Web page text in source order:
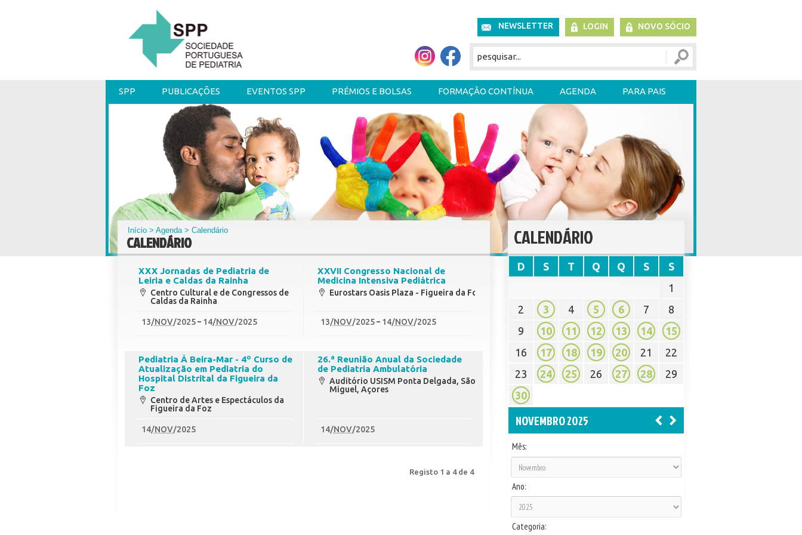
NEWSLETTER LOGIN NOVO SÓCIO
SPP PUBLICAÇÕES EVENTOS SPP PRÉMIOS E BOLSAS FORMAÇÃO CONTÍNUA AGENDA PARA PAIS
Início >Agenda> Calendário
CALENDÁRIO
XXX Jornadas de Pediatria de
Leiria e Caldas da Rainha
Centro Cultural e de Congressos de
Caldas da Rainha
13/NOV/2025 14/NOV/2025
XXVII Congresso Nacional de
Medicina Intensiva Pediátrica
Eurostars Oasis Plaza - Figueira da Foz
13/NOV/2025 14/NOV/2025
Pediatria À Beira-Mar - 4º Curso de
Atualização em Pediatria do
Hospital Distrital da Figueira da
Foz
Centro de Artes e Espectáculos da
Figueira da Foz
14/NOV/2025
26.ª Reunião Anual da Sociedade
de Pediatria Ambulatória
Auditório USISM Ponta Delgada, São
Miguel, Açores
14/NOV/2025
Registo 1 a 4 de 4
CALENDÁRIO
D S T Q Q S
S
1
2
3 4 5 6 7
8
9
10 11 12 13 14
15
16
17 18 19 20 21
22
23
24 25 26 27 28
29
30
NOVEMBRO 2025
Mês:
Ano:
Categoria: